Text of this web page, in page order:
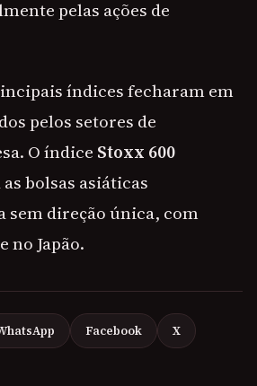
pelas ações de
índices fecharam em
pelos setores de
O índice Stoxx 600
bolsas asiáticas
sem direção única, com
no Japão.
Facebook X